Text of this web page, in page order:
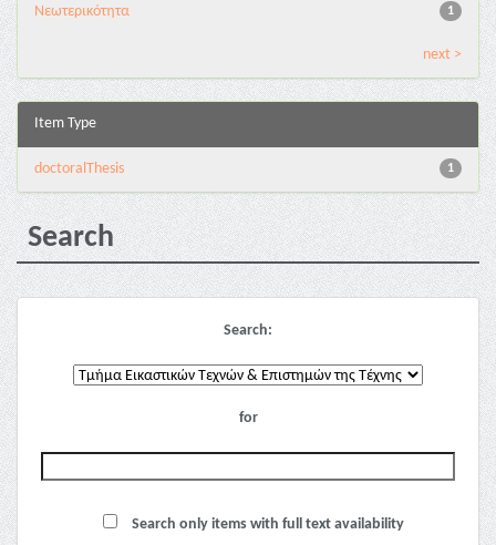
1
Νεωτερικότητα
next >
Item Type
1
doctoralThesis
Search
Search:
for
Search only items with full text availability